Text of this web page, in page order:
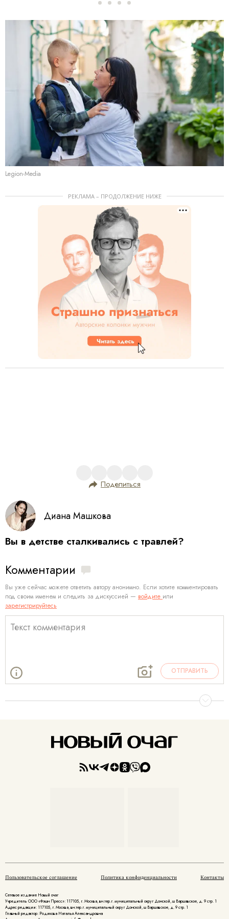
Legion-Media
РЕКЛАМА – ПРОДОЛЖЕНИЕ НИЖЕ
Поделиться
Диана Машкова
Вы в детстве сталкивались с травлей?
Комментарии
Вы уже сейчас можете ответить автору анонимно. Если хотите комментировать
под своим именем и следить за дискуссией — войдите или
зарегистрируйтесь
ОТПРАВИТЬ
Пользовательское соглашение Политика конфиденциальности Контакты
Сетевое издание Новый очаг
Учредитель ООО «Фэшн Пресс»: 117105, г. Москва, вн.тер.г. муниципальный округ Донской, ш Варшавское, д. 9 стр. 1
Адрес редакции: 117105, г. Москва, вн.тер.г. муниципальный округ Донской, ш Варшавское, д. 9 стр. 1
Главный редактор: Родикова Наталья Александровна